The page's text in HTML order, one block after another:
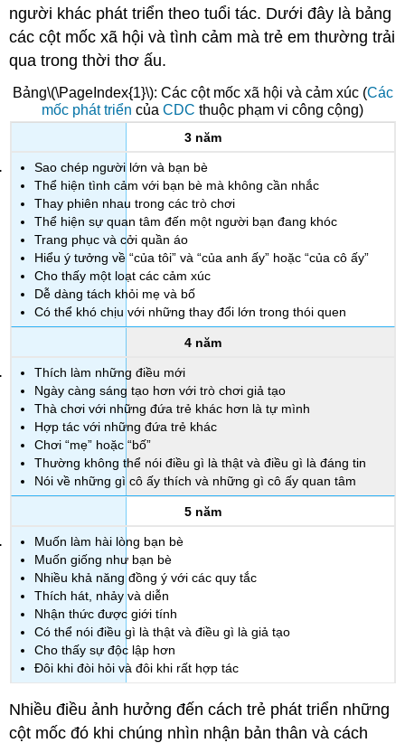
người khác phát triển theo tuổi tác. Dưới đây là bảng
các cột mốc xã hội và tình cảm mà trẻ em thường trải
qua trong thời thơ ấu.
Bảng\(\PageIndex{1}\): Các cột mốc xã hội và cảm xúc (Các
mốc phát triển của CDC thuộc phạm vi công cộng)
3 năm
Sao chép người lớn và bạn bè
Thể hiện tình cảm với bạn bè mà không cần nhắc
Thay phiên nhau trong các trò chơi
Thể hiện sự quan tâm đến một người bạn đang khóc
Trang phục và cởi quần áo
Hiểu ý tưởng về “của tôi” và “của anh ấy” hoặc “của cô ấy”
Cho thấy một loạt các cảm xúc
Dễ dàng tách khỏi mẹ và bố
Có thể khó chịu với những thay đổi lớn trong thói quen
4 năm
Thích làm những điều mới
Ngày càng sáng tạo hơn với trò chơi giả tạo
Thà chơi với những đứa trẻ khác hơn là tự mình
Hợp tác với những đứa trẻ khác
Chơi “mẹ” hoặc “bố”
Thường không thể nói điều gì là thật và điều gì là đáng tin
Nói về những gì cô ấy thích và những gì cô ấy quan tâm
5 năm
Muốn làm hài lòng bạn bè
Muốn giống như bạn bè
Nhiều khả năng đồng ý với các quy tắc
Thích hát, nhảy và diễn
Nhận thức được giới tính
Có thể nói điều gì là thật và điều gì là giả tạo
Cho thấy sự độc lập hơn
Đôi khi đòi hỏi và đôi khi rất hợp tác
Nhiều điều ảnh hưởng đến cách trẻ phát triển những
cột mốc đó khi chúng nhìn nhận bản thân và cách